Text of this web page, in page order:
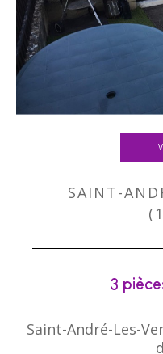
SAINT-
3
Saint-André-Les-